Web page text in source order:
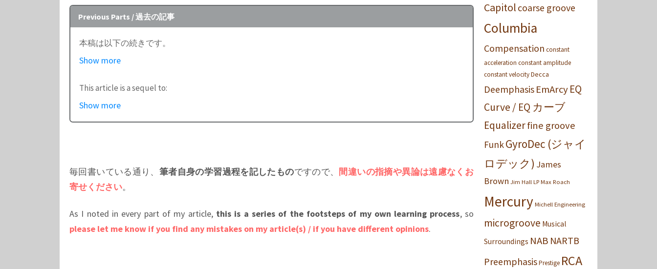
Previous Parts / 過去の記事
本稿は以下の続きです。
「
Pt.1 (定速度と定振幅、電気録音黎明期)
Pt.2 (世界初の電気録音、Brunswick Light-ray、ラジオ業界の脅威)
「Pt.3 (Blumlein システム、当時のRCAやColumbia、民生用における高域プリファレンスの萌
芽)」
「Pt.5 (ベル研とストコフスキーのエピソード、横振動トランスクリプション、Orthacousticカー
ブ)
「 Pt.7 (圧電ピックアップとジュークボックス、定速度記録再生の試み)
「
Pt.8 (1942年 NAB 標準規格策定の歴史)
Show more
This article is a sequel to:
“Pt.4 (Vitaphone, Program Transcription, Electrical Transcriptions, Bell/WE Vertical Transcription)”,
“Pt.5 (Bell Labs = Stokowski episode, Lateral Transcription and Orthacoustic)
“ Pt.7 (piezo-electric pickups, jukebox, constant-amplitude recording)”,
“ Pt.8 (history of 1942 NAB Standards)”,
Show more
毎回書いている通り、 筆者自身の学習過程を記したものですので、 間違いの指摘や異論は遠慮なくお
寄せください。
As I noted in every part of my article, this is a series of the footsteps of my own learning process, so
please let me know if you find any mistakes on my article(s) / if you have different opinions.
Capitol coarse groove
Columbia
Compensation constant
acceleration constant amplitude
constant velocityDecca
Deemphasis EmArcyEQ
Curve / EQ カーブ
Equalizerfine groove
FunkGyroDec (ジャイ
ロデック) James
Brown Jim Hall LP Max Roach
Mercury Michell Engineering
microgroove Musical
Surroundings NAB NARTB
PreemphasisPrestige RCA